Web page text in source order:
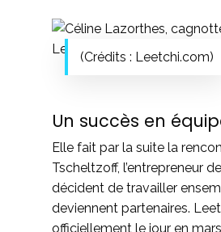
(Crédits : Leetchi.com)
Un succès en
Elle fait par la suite la
Tscheltzoff, l’entrepreneur
décident de travailler
deviennent partenaires.
officiellement le jour en